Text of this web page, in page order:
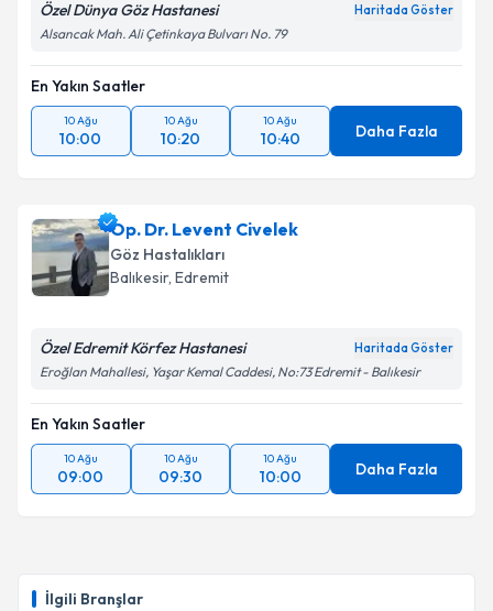
İlgili Branşlar
Özel Dünya Göz Hastanesi Haritada Göster
Alsancak Mah. Ali Çetinkaya Bulvarı No. 79
En Yakın Saatler
10 Ağu
10:00
10 Ağu
10:20
10 Ağu
10:40 Daha Fazla
Op. Dr. Levent Civelek
Göz Hastalıkları
Balıkesir, Edremit
Özel Edremit Körfez Hastanesi Haritada Göster
Eroğlan Mahallesi, Yaşar Kemal Caddesi, No:73 Edremit - Balıkesir
En Yakın Saatler
10 Ağu
09:00
10 Ağu
09:30
10 Ağu
10:00 Daha Fazla